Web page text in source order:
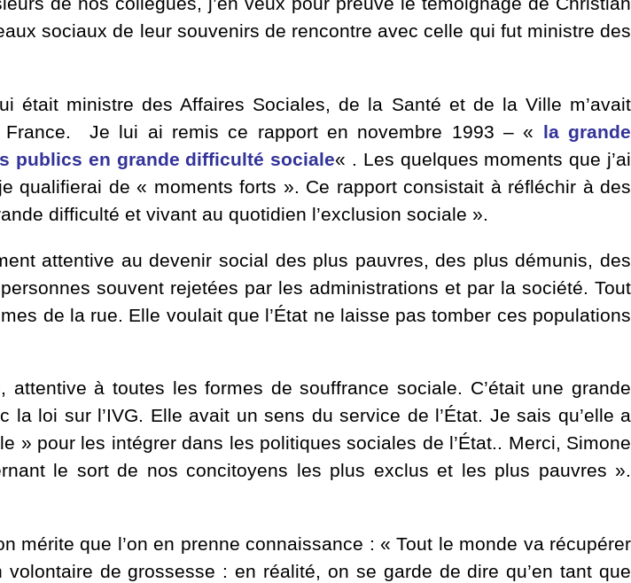
sociaux de leur souvenirs de rencontre avec celle qui fut ministre des
était ministre des Affaires Sociales, de la Santé et de la Ville m’avait
Je lui ai remis ce rapport en novembre 1993 – « la grande
publics en grande difficulté sociale« . Les quelques moments que j’ai
qualifierai de « moments forts ». Ce rapport consistait à réfléchir à des
difficulté et vivant au quotidien l’exclusion sociale ».
attentive au devenir social des plus pauvres, des plus démunis, des
souvent rejetées par les administrations et par la société. Tout
de la rue. Elle voulait que l’État ne laisse pas tomber ces populations
à toutes les formes de souffrance sociale. C’était une grande
loi sur l’IVG. Elle avait un sens du service de l’État. Je sais qu’elle a
pour les intégrer dans les politiques sociales de l’État.. Merci, Simone
le sort de nos concitoyens les plus exclus et les plus pauvres ».
mérite que l’on en prenne connaissance : « Tout le monde va récupérer
de grossesse : en réalité, on se garde de dire qu’en tant que